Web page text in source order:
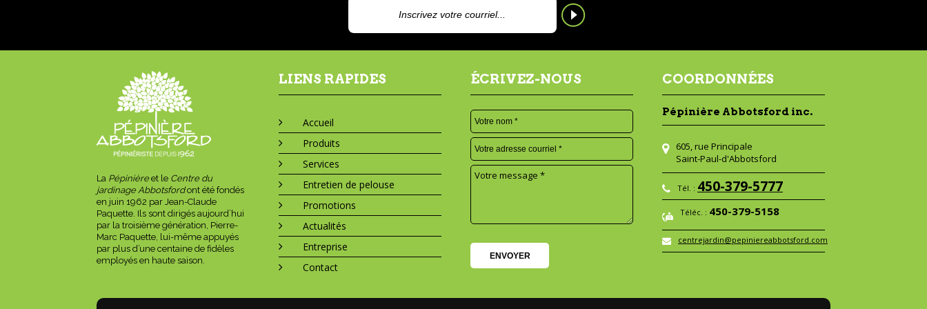
La Pépinièreet le Centre du
jardinage Abbotsfordont été fondés
en juin 1962 par Jean-Claude
Paquette. Ils sont dirigés aujourd’hui
par la troisième génération, Pierre-
Marc Paquette, lui-même appuyés
par plus d’une centaine de fidèles
employés en haute saison.
LIENS RAPIDES
Accueil
Produits
Services
Entretien de pelouse
Promotions
Actualités
Entreprise
Contact
ÉCRIVEZ-NOUS COORDONNÉES
Pépinière Abbotsford inc.
605, rue Principale
Saint-Paul-d'Abbotsford
Tél. : 450-379-5777
Téléc. : 450-379-5158
centrejardin@pepiniereabbotsford.com